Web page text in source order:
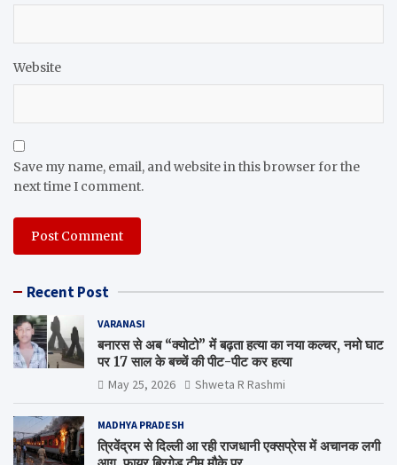
Website
Save my name, email, and website in this browser for the
next time I comment.
Recent Post
VARANASI
बनारस से अब “क्योटो” में बढ़ता हत्या का नया कल्चर, नमो घाट
पर 17 साल के बच्चें की पीट-पीट कर हत्या
May 25, 2026 Shweta R Rashmi
MADHYA PRADESH
त्रिवेंद्रम से दिल्ली आ रही राजधानी एक्सप्रेस में अचानक लगी